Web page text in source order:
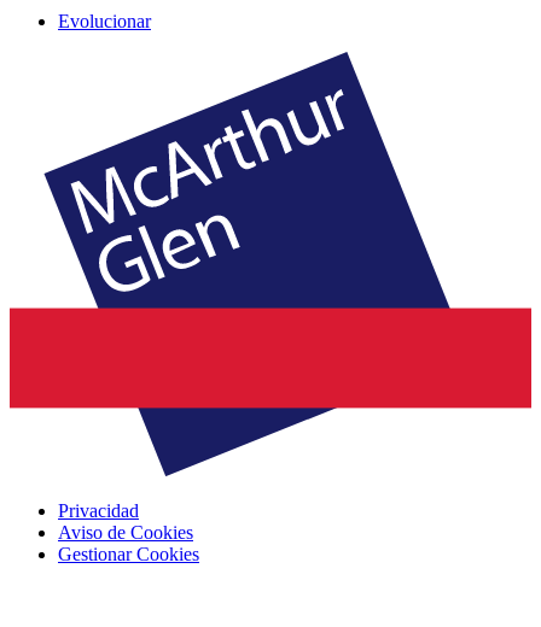
Evolucionar
Privacidad
Aviso de Cookies
Gestionar Cookies